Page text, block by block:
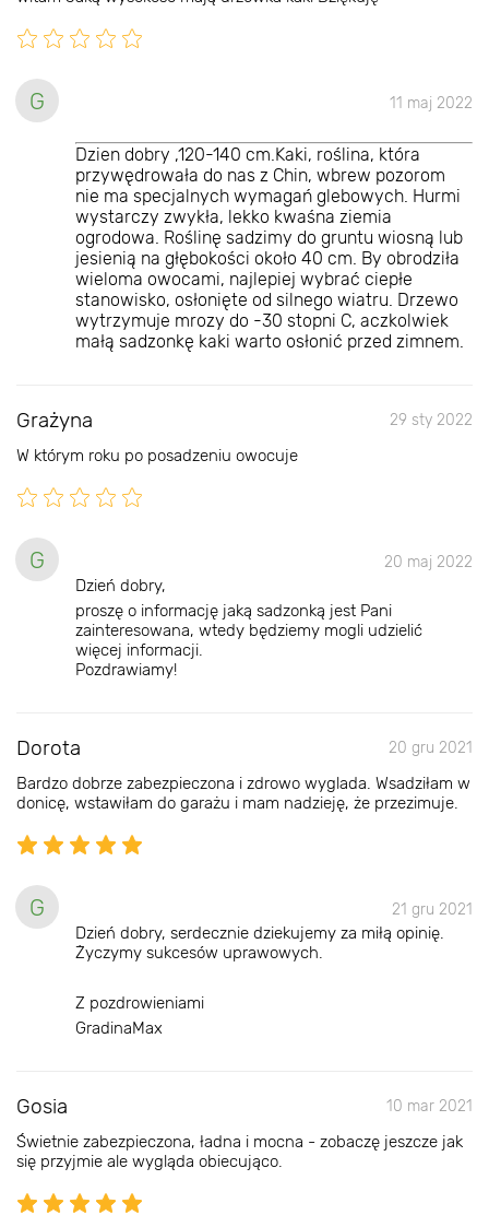
G 11 maj 2022
Dzien dobry ,120-140 cm.Kaki, roślina, która
przywędrowała do nas z Chin, wbrew pozorom
nie ma specjalnych wymagań glebowych. Hurmi
wystarczy zwykła, lekko kwaśna ziemia
ogrodowa. Roślinę sadzimy do gruntu wiosną lub
jesienią na głębokości około 40 cm. By obrodziła
wieloma owocami, najlepiej wybrać ciepłe
stanowisko, osłonięte od silnego wiatru. Drzewo
wytrzymuje mrozy do -30 stopni C, aczkolwiek
małą sadzonkę kaki warto osłonić przed zimnem.
Grażyna 29 sty 2022
W którym roku po posadzeniu owocuje
G 20 maj 2022
Dzień dobry,
proszę o informację jaką sadzonką jest Pani
zainteresowana, wtedy będziemy mogli udzielić
więcej informacji.
Pozdrawiamy!
Dorota 20 gru 2021
Bardzo dobrze zabezpieczona i zdrowo wyglada. Wsadziłam w
donicę, wstawiłam do garażu i mam nadzieję, że przezimuje.
G 21 gru 2021
Dzień dobry, serdecznie dziekujemy za miłą opinię.
Życzymy sukcesów uprawowych.
Z pozdrowieniami
GradinaMax
Gosia 10 mar 2021
Świetnie zabezpieczona, ładna i mocna - zobaczę jeszcze jak
się przyjmie ale wygląda obiecująco.